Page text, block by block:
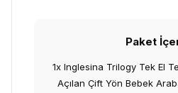
Paket
1x Inglesina Trilogy Tek El
Açılan Çift Yön Bebek